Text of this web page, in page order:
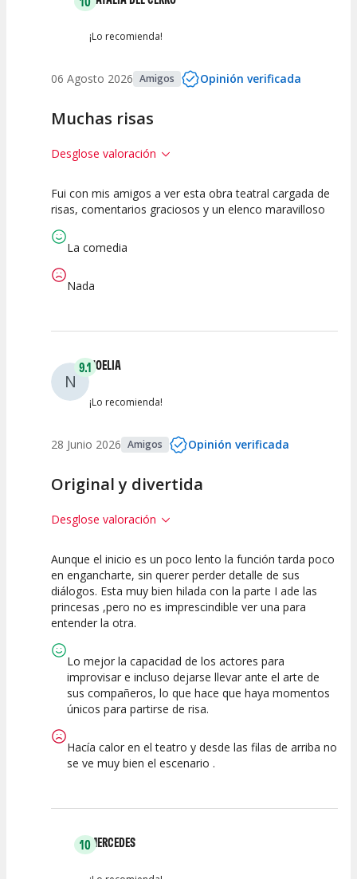
¡Lo recomienda!
06 Agosto 2026 Amigos Opinión verificada
Muchas risas
Desglose valoración
10
Espectáculo
10 10
Fui con mis amigos a ver esta obra teatral cargada de
risas, comentarios graciosos y un elenco maravilloso
La comedia
Nada
N
9.1NOELIA
¡Lo recomienda!
28 Junio 2026 Amigos Opinión verificada
Original y divertida
Desglose valoración
10
Calidad del
Espectáculo
7.5
Puesta en
Escena
10
Interpretación
artística
Aunque el inicio es un poco lento la función tarda poco
en engancharte, sin querer perder detalle de sus
diálogos. Esta muy bien hilada con la parte I ade las
princesas ,pero no es imprescindible ver una para
entender la otra.
Lo mejor la capacidad de los actores para
improvisar e incluso dejarse llevar ante el arte de
sus compañeros, lo que hace que haya momentos
únicos para partirse de risa.
Hacía calor en el teatro y desde las filas de arriba no
se ve muy bien el escenario .
10MERCEDES